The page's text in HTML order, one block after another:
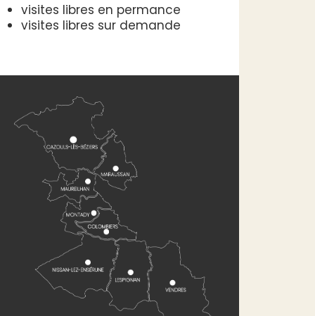
visites libres en permance
visites libres sur demande